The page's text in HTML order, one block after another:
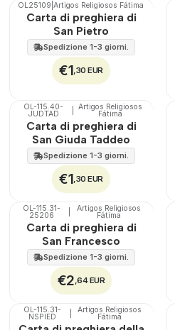
OL25109 |Artigos Religiosos Fátima
Carta di preghiera di
San Pietro
Spedizione 1-3 giorni.
€1,30 EUR
OL-115.40-
JUDTAD
Artigos Religiosos
Fátima
Carta di preghiera di
San Giuda Taddeo
Spedizione 1-3 giorni.
€1,30 EUR
OL-115.31-
25206
Artigos Religiosos
Fátima
Carta di preghiera di
San Francesco
Spedizione 1-3 giorni.
€2,64 EUR
OL-115.31-
NSPIED
Artigos Religiosos
Fátima